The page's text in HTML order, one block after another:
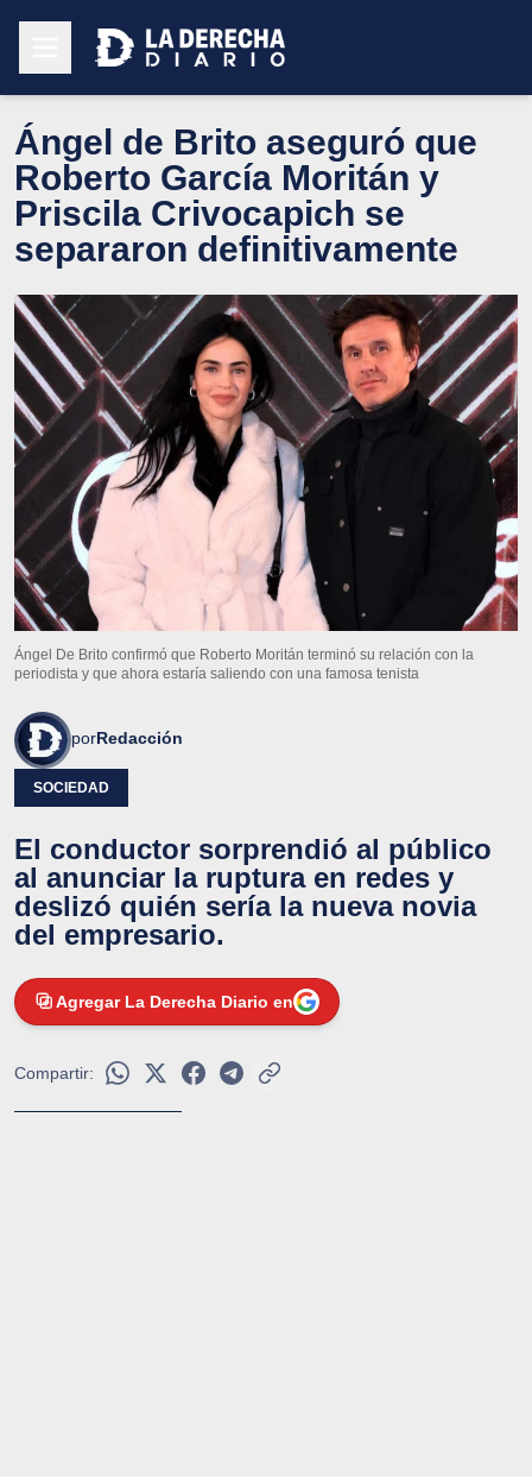
Ángel de Brito aseguró que
Roberto García Moritán y
Priscila Crivocapich se
separaron definitivamente
Ángel De Brito confirmó que Roberto Moritán terminó su relación con la
periodista y que ahora estaría saliendo con una famosa tenista
porRedacción
SOCIEDAD
El conductor sorprendió al público
al anunciar la ruptura en redes y
deslizó quién sería la nueva novia
del empresario.
Agregar La Derecha Diario en
Compartir: